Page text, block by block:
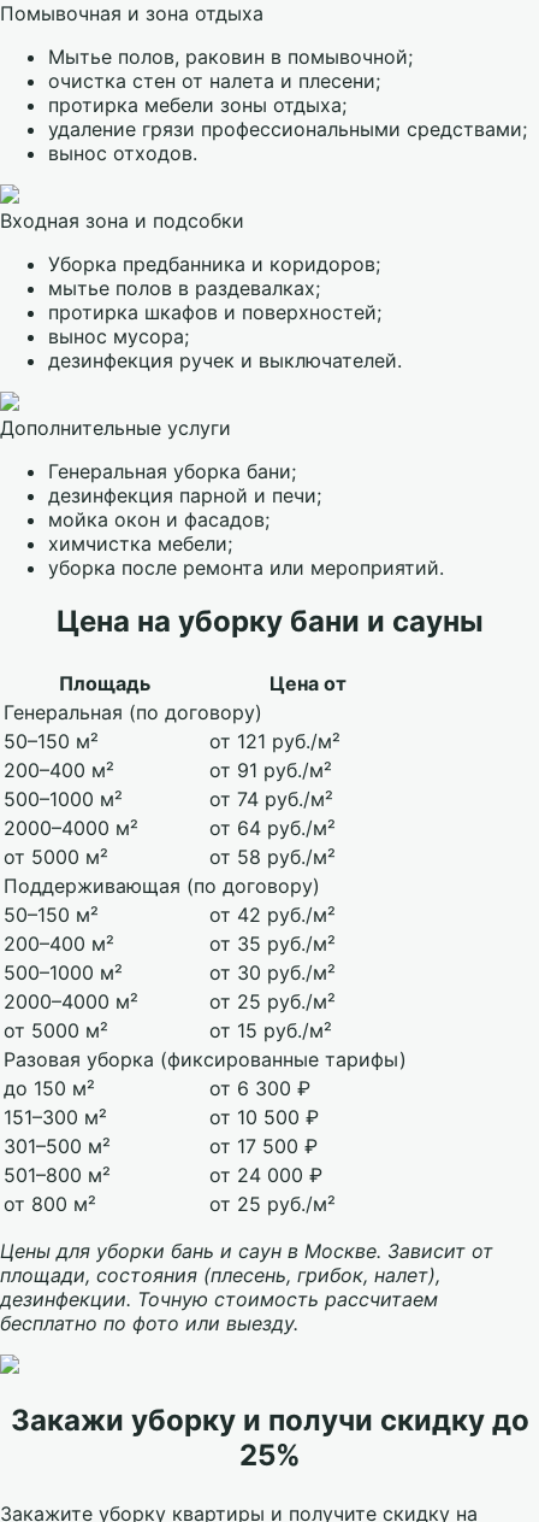
Помывочная и зона отдыха
Мытье полов, раковин в помывочной;
очистка стен от налета и плесени;
протирка мебели зоны отдыха;
удаление грязи профессиональными средствами;
вынос отходов.
Входная зона и подсобки
Уборка предбанника и коридоров;
мытье полов в раздевалках;
протирка шкафов и поверхностей;
вынос мусора;
дезинфекция ручек и выключателей.
Дополнительные услуги
Генеральная уборка бани;
дезинфекция парной и печи;
мойка окон и фасадов;
химчистка мебели;
уборка после ремонта или мероприятий.
Цена на уборку бани и сауны
Площадь
Цена от
Генеральная (по договору)
50–150 м²
от 121 руб./м²
200–400 м²
от 91 руб./м²
500–1000 м²
от 74 руб./м²
2000–4000 м²
от 64 руб./м²
от 5000 м²
от 58 руб./м²
Поддерживающая (по договору)
50–150 м²
от 42 руб./м²
200–400 м²
от 35 руб./м²
500–1000 м²
от 30 руб./м²
2000–4000 м²
от 25 руб./м²
от 5000 м²
от 15 руб./м²
Разовая уборка (фиксированные тарифы)
до 150 м²
от 6 300 ₽
151–300 м²
от 10 500 ₽
301–500 м²
от 17 500 ₽
501–800 м²
от 24 000 ₽
от 800 м²
от 25 руб./м²
Цены для уборки бань и саун в Москве. Зависит от
площади, состояния (плесень, грибок, налет),
дезинфекции. Точную стоимость рассчитаем
бесплатно по фото или выезду.
Закажи уборку и получи скидку до
25%
Закажите уборку квартиры и получите скидку на